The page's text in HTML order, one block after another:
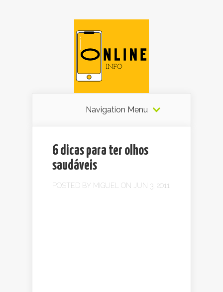
Navigation Menu
6 dicas para ter olhos
saudáveis
POSTED BY MIGUEL ON JUN 3, 2011